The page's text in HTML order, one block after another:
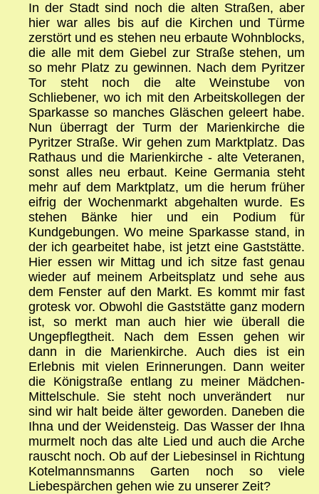
In der Stadt sind noch die alten Straßen, aber
hier war alles bis auf die Kirchen und Türme
zerstört und es stehen neu erbaute Wohnblocks,
die alle mit dem Giebel zur Straße stehen, um
so mehr Platz zu gewinnen. Nach dem Pyritzer
Tor steht noch die alte Weinstube von
Schliebener, wo ich mit den Arbeitskollegen der
Sparkasse so manches Gläschen geleert habe.
Nun überragt der Turm der Marienkirche die
Pyritzer Straße. Wir gehen zum Marktplatz. Das
Rathaus und die Marienkirche - alte Veteranen,
sonst alles neu erbaut. Keine Germania steht
mehr auf dem Marktplatz, um die herum früher
eifrig der Wochenmarkt abgehalten wurde. Es
stehen Bänke hier und ein Podium für
Kundgebungen. Wo meine Sparkasse stand, in
der ich gearbeitet habe, ist jetzt eine Gaststätte.
Hier essen wir Mittag und ich sitze fast genau
wieder auf meinem Arbeitsplatz und sehe aus
dem Fenster auf den Markt. Es kommt mir fast
grotesk vor. Obwohl die Gaststätte ganz modern
ist, so merkt man auch hier wie überall die
Ungepflegtheit. Nach dem Essen gehen wir
dann in die Marienkirche. Auch dies ist ein
Erlebnis mit vielen Erinnerungen. Dann weiter
die Königstraße entlang zu meiner Mädchen-
Mittelschule. Sie steht noch unverändert ­ nur
sind wir halt beide älter geworden. Daneben die
Ihna und der Weidensteig. Das Wasser der Ihna
murmelt noch das alte Lied und auch die Arche
rauscht noch. Ob auf der Liebesinsel in Richtung
Kotelmannsmanns Garten noch so viele
Liebespärchen gehen wie zu unserer Zeit?